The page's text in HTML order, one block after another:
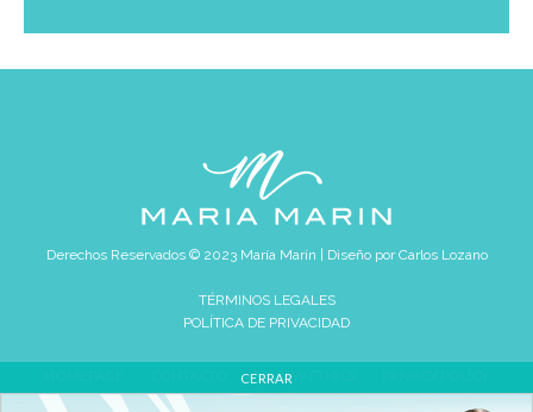
Derechos Reservados © 2023 María Marín | Diseño porCarlos Lozano
TÉRMINOS LEGALES
POLÍTICA DE PRIVACIDAD
REVIEW ETHICS
CERRAR